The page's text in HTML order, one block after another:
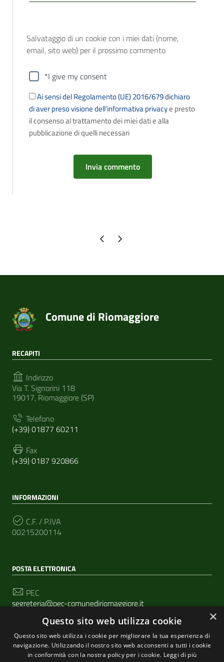
Salvataggio di un cookie con i miei dati (nome,
email, sito web) per il prossimo commento
*I give my consent
Ai sensi del Regolamento (UE) 2016/679 dichiaro
di aver preso visione dell’informativa privacye presto
il consenso al trattamento dei miei dati e alla
pubblicazione di quelli necessari
Pagina precedente
Pagina successiva
Comune di Riomaggiore
RECAPITI
Indirizzo
Via T. Signorini 118
19017, Riomaggiore (SP)
Telefono
(+39) 01877 60211
Fax
(+39) 0187 920866
INFORMAZIONI
C.F. / P.IVA
00215200114
POSTA ELETTRONICA
PEC
segreteria@pec-comunediriomaggiore.it
Email
urp@comune.riomaggiore.sp.it
×
Questo sito web utilizza cookie
Questo sito web utilizza i cookie per migliorare la tua esperienza di
navigazione. Utilizzando il nostro sito web acconsenti a tutti i cookie
in conformità con la nostra policy per i cookie. Leggi di più